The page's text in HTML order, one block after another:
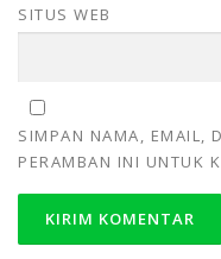
SITUS WEB
SIMPAN NAMA, EMAIL,
PERAMBAN INI UNTUK